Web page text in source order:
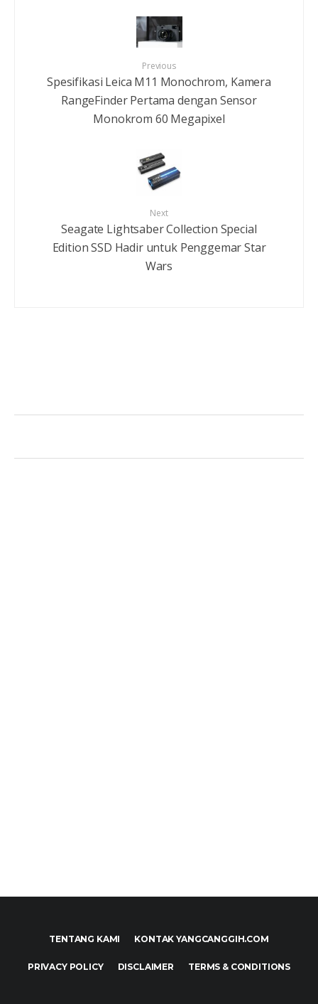
Previous
Spesifikasi Leica M11 Monochrom, Kamera
RangeFinder Pertama dengan Sensor
Monokrom 60 Megapixel
Next
Seagate Lightsaber Collection Special
Edition SSD Hadir untuk Penggemar Star
Wars
TENTANG KAMI KONTAK YANGCANGGIH.COM
PRIVACY POLICY DISCLAIMER TERMS & CONDITIONS